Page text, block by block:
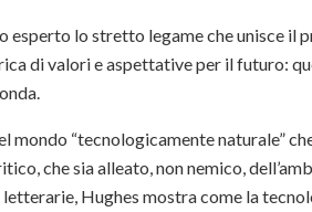
esperto lo stretto legame che unisce il
di valori e aspettative per il futuro:
mondo “tecnologicamente naturale”
che sia alleato, non nemico,
Hughes mostra come la